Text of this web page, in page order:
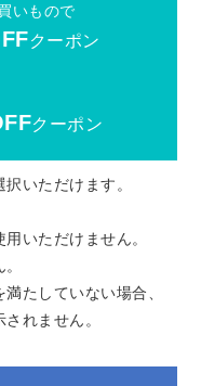
いもので
クーポン
クーポン
いただけます。
いただけません。
たしていない場合、
れません。